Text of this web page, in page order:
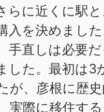
らに近くに駅
入を決めまし
手直しは必要
した。最初は3
が、彦根に歴
実際に移住す